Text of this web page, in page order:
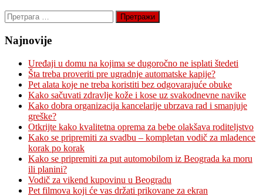
Претрага
за:
Najnovije
Uređaji u domu na kojima se dugoročno ne isplati štedeti
Šta treba proveriti pre ugradnje automatske kapije?
Pet alata koje ne treba koristiti bez odgovarajuće obuke
Kako sačuvati zdravlje kože i kose uz svakodnevne navike
Kako dobra organizacija kancelarije ubrzava rad i smanjuje
greške?
Otkrijte kako kvalitetna oprema za bebe olakšava roditeljstvo
Kako se pripremiti za svadbu – kompletan vodič za mladence
korak po korak
Kako se pripremiti za put automobilom iz Beograda ka moru
ili planini?
Vodič za vikend kupovinu u Beogradu
Pet filmova koji će vas držati prikovane za ekran